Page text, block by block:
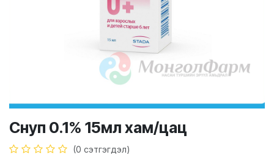
Снуп 0.1% 15мл хам/цац
(0 сэтгэгдэл)